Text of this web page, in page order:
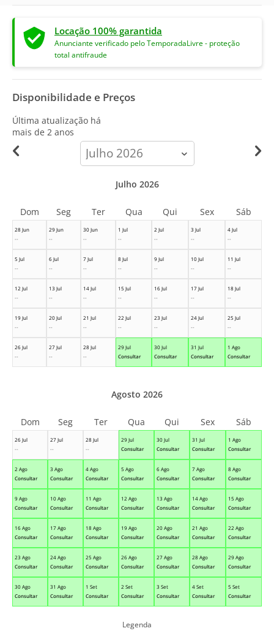
Locação 100% garantida
Anunciante verificado pelo TemporadaLivre - proteção
total antifraude
Disponibilidade e Preços
Última atualização há
mais de 2 anos
calendar-
month
28 Jun
--
29 Jun
--
30 Jun
--
1 Jul
--
2 Jul
--
3 Jul
--
4 Jul
--
5 Jul
--
6 Jul
--
7 Jul
--
8 Jul
--
9 Jul
--
10 Jul
--
11 Jul
--
12 Jul
--
13 Jul
--
14 Jul
--
15 Jul
--
16 Jul
--
17 Jul
--
18 Jul
--
19 Jul
--
20 Jul
--
21 Jul
--
22 Jul
--
23 Jul
--
24 Jul
--
25 Jul
--
26 Jul
--
27 Jul
--
28 Jul
--
29 Jul
Consultar
30 Jul
Consultar
31 Jul
Consultar
1 Ago
Consultar
Julho 2026
Dom Seg Ter Qua Qui Sex Sáb
26 Jul
--
27 Jul
--
28 Jul
--
29 Jul
Consultar
30 Jul
Consultar
31 Jul
Consultar
1 Ago
Consultar
2 Ago
Consultar
3 Ago
Consultar
4 Ago
Consultar
5 Ago
Consultar
6 Ago
Consultar
7 Ago
Consultar
8 Ago
Consultar
9 Ago
Consultar
10 Ago
Consultar
11 Ago
Consultar
12 Ago
Consultar
13 Ago
Consultar
14 Ago
Consultar
15 Ago
Consultar
16 Ago
Consultar
17 Ago
Consultar
18 Ago
Consultar
19 Ago
Consultar
20 Ago
Consultar
21 Ago
Consultar
22 Ago
Consultar
23 Ago
Consultar
24 Ago
Consultar
25 Ago
Consultar
26 Ago
Consultar
27 Ago
Consultar
28 Ago
Consultar
29 Ago
Consultar
30 Ago
Consultar
31 Ago
Consultar
1 Set
Consultar
2 Set
Consultar
3 Set
Consultar
4 Set
Consultar
5 Set
Consultar
Agosto 2026
Dom Seg Ter Qua Qui Sex Sáb
Legenda